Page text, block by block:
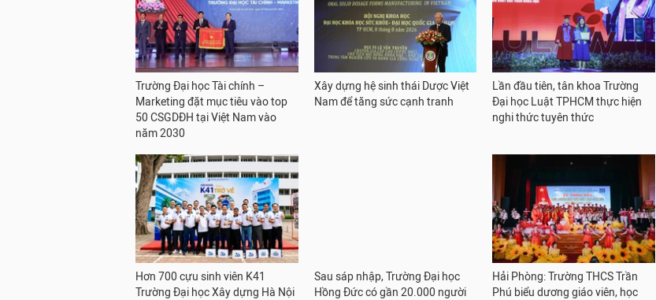
Trường Đại học Tài chính –
Marketing đặt mục tiêu vào top
50 CSGDĐH tại Việt Nam vào
năm 2030
Xây dựng hệ sinh thái Dược Việt
Nam để tăng sức cạnh tranh
Lần đầu tiên, tân khoa Trường
Đại học Luật TPHCM thực hiện
nghi thức tuyên thức
Hơn 700 cựu sinh viên K41
Trường Đại học Xây dựng Hà Nội
Sau sáp nhập, Trường Đại học
Hồng Đức có gần 20.000 người
Hải Phòng: Trường THCS Trần
Phú biểu dương giáo viên, học